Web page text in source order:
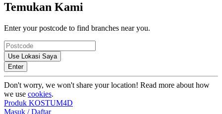
Temukan Kami
Enter your postcode to find branches near you.
Use Lokasi Saya
Enter
Don't worry, we won't share your location! Read more about how
we use cookies.
Produk KOSTUM4D
Masuk / Daftar